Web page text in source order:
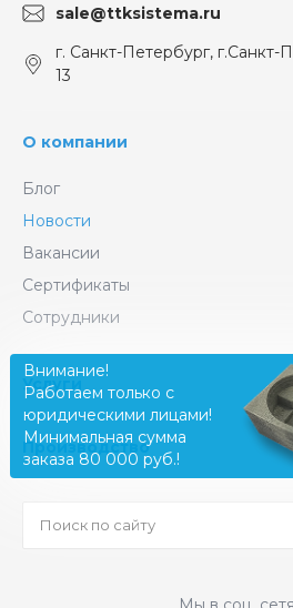
sale@ttksistema.ru
г. Санкт-Петербург, г.Санкт-
13
О компании
Блог
Новости
Вакансии
Сертификаты
Сотрудники
Услуги
Производство
Внимание!
Работаем только с
юридическими лицами!
Минимальная сумма
заказа 80 000 руб.!